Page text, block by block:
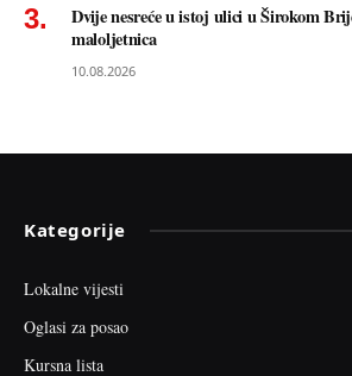
Dvije nesreće u istoj ulici u Širokom
maloljetnica
10.08.2026
Kategorije
Lokalne vijesti
Oglasi za posao
Kursna lista